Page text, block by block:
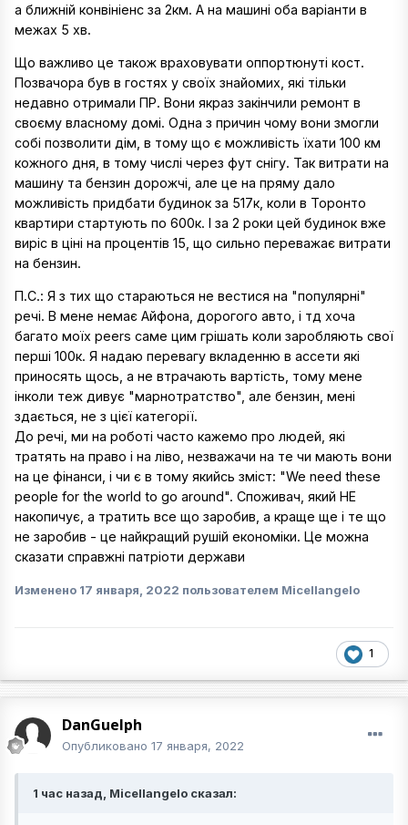
а ближній конвініенс за 2км. А на машині оба варіанти в
межах 5 хв.
Що важливо це також враховувати оппортюнуті кост.
Позвачора був в гостях у своїх знайомих, які тільки
недавно отримали ПР. Вони якраз закінчили ремонт в
своєму власному домі. Одна з причин чому вони змогли
собі позволити дім, в тому що є можливість їхати 100 км
кожного дня, в тому числі через фут снігу. Так витрати на
машину та бензин дорожчі, але це на пряму дало
можливість придбати будинок за 517к, коли в Торонто
квартири стартують по 600к. І за 2 роки цей будинок вже
виріс в ціні на процентів 15, що сильно переважає витрати
на бензин.
П.С.: Я з тих що стараються не вестися на "популярні"
речі. В мене немає Айфона, дорогого авто, і тд хоча
багато моїх peers саме цим грішать коли заробляють свої
перші 100к. Я надаю перевагу вкладенню в ассети які
приносять щось, а не втрачають вартість, тому мене
інколи теж дивує "марнотратство", але бензин, мені
здається, не з цієї категорії.
До речі, ми на роботі часто кажемо про людей, які
тратять на право і на ліво, незважачи на те чи мають вони
на це фінанси, і чи є в тому якийсь зміст: "We need these
people for the world to go around". Споживач, який НЕ
накопичує, а тратить все що заробив, а краще ще і те що
не заробив - це найкращий рушій економіки. Це можна
сказати справжні патріоти держави
Изменено 17 января, 2022 пользователем Micellangelo
1
DanGuelph
Опубликовано 17 января, 2022
1 час назад, Micellangelo сказал: